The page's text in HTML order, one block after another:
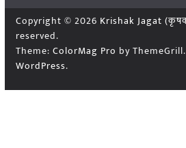
Copyright © 2026 Krishak Jagat
reserved.
Theme: ColorMag Pro by
WordPress.